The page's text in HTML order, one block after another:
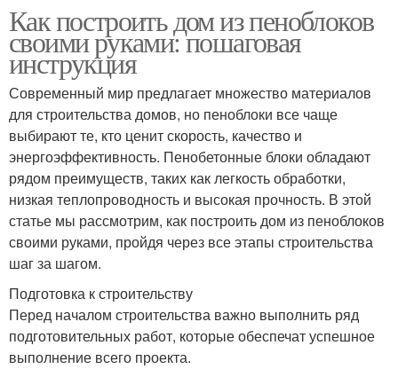
Как построить дом из пеноблоков
своими руками: пошаговая
инструкция
Современный мир предлагает множество материалов
для строительства домов, но пеноблоки все чаще
выбирают те, кто ценит скорость, качество и
энергоэффективность. Пенобетонные блоки обладают
рядом преимуществ, таких как легкость обработки,
низкая теплопроводность и высокая прочность. В этой
статье мы рассмотрим, как построить дом из пеноблоков
своими руками, пройдя через все этапы строительства
шаг за шагом.
Подготовка к строительству
Перед началом строительства важно выполнить ряд
подготовительных работ, которые обеспечат успешное
выполнение всего проекта.